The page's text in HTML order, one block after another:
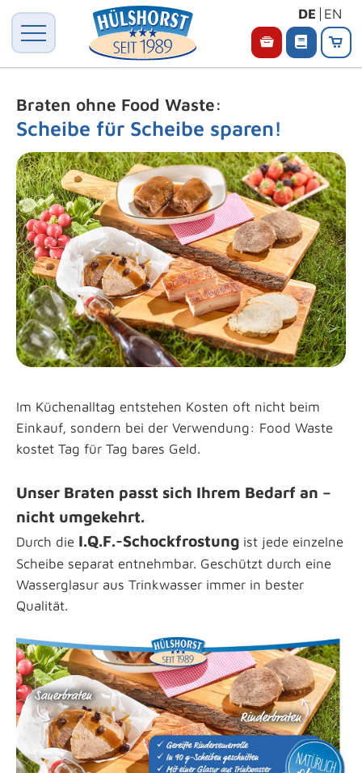
DE EN
Braten ohne Food Waste:
Scheibe für Scheibe sparen!
Im Küchenalltag entstehen Kosten oft nicht beim
Einkauf, sondern bei der Verwendung: Food Waste
kostet Tag für Tag bares Geld.
Unser Braten passt sich Ihrem Bedarf an –
nicht umgekehrt.
Durch die I.Q.F.-Schockfrostung ist jede einzelne
Scheibe separat entnehmbar. Geschützt durch eine
Wasserglasur aus Trinkwasser immer in bester
Qualität.